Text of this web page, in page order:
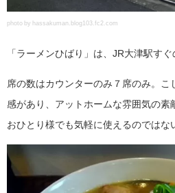
photo by hassakuman.blog103.fc2.com
「ラーメンひばり」は、JR大津駅すぐ
席の数はカウンターのみ７席のみ。
感があり、アットホームな雰囲気の素
おひとり様でも気軽に使えるのではな